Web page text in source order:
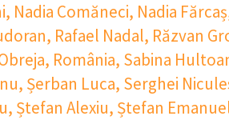
, Nadia Comăneci, Nadia Fărcaș
, Rafael Nadal, Răzvan
, România, Sabina
, Șerban Luca, Serghei
, Ștefan Alexiu, Ștefan